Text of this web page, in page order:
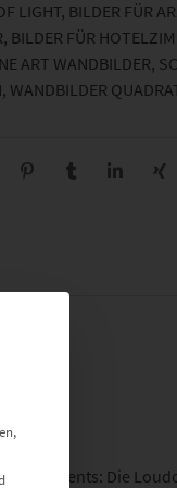
LIGHT, BILDER FÜR
, BILDER FÜR
ART WANDBILDER,
, WANDBILDER
Moments: Die